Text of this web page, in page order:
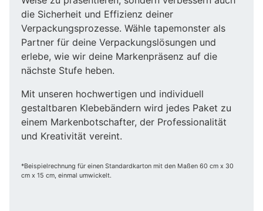
die Sicherheit und Effizienz deiner
Verpackungsprozesse. Wähle tapemonster als
Partner für deine Verpackungslösungen und
erlebe, wie wir deine Markenpräsenz auf die
nächste Stufe heben.
Mit unseren hochwertigen und individuell
gestaltbaren Klebebändern wird jedes Paket zu
einem Markenbotschafter, der Professionalität
und Kreativität vereint.
*Beispielrechnung für einen Standardkarton mit den Maßen 60 cm x 30
cm x 15 cm, einmal umwickelt.